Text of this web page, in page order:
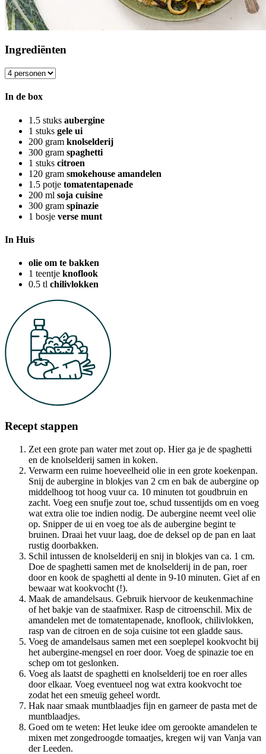
Ingrediënten
In de box
1.5 stuks aubergine
1 stuks gele ui
200 gram knolselderij
300 gram spaghetti
1 stuks citroen
120 gram smokehouse amandelen
1.5 potje tomatentapenade
200 ml soja cuisine
300 gram spinazie
1 bosje verse munt
In Huis
olie om te bakken
1 teentje knoflook
0.5 tl chilivlokken
Recept stappen
Zet een grote pan water met zout op. Hier ga je de spaghetti
en de knolselderij samen in koken.
Verwarm een ruime hoeveelheid olie in een grote koekenpan.
Snij de aubergine in blokjes van 2 cm en bak de aubergine op
middelhoog tot hoog vuur ca. 10 minuten tot goudbruin en
zacht. Voeg een snufje zout toe, schud tussentijds om en voeg
wat extra olie toe indien nodig. De aubergine neemt veel olie
op. Snipper de ui en voeg toe als de aubergine begint te
bruinen. Draai het vuur laag, doe de deksel op de pan en laat
rustig doorbakken.
Schil intussen de knolselderij en snij in blokjes van ca. 1 cm.
Doe de spaghetti samen met de knolselderij in de pan, roer
door en kook de spaghetti al dente in 9-10 minuten. Giet af en
bewaar wat kookvocht (!).
Maak de amandelsaus. Gebruik hiervoor de keukenmachine
of het bakje van de staafmixer. Rasp de citroenschil. Mix de
amandelen met de tomatentapenade, knoflook, chilivlokken,
rasp van de citroen en de soja cuisine tot een gladde saus.
Voeg de amandelsaus samen met een soeplepel kookvocht bij
het aubergine-mengsel en roer door. Voeg de spinazie toe en
schep om tot geslonken.
Voeg als laatst de spaghetti en knolselderij toe en roer alles
door elkaar. Voeg eventueel nog wat extra kookvocht toe
zodat het een smeuïg geheel wordt.
Hak naar smaak muntblaadjes fijn en garneer de pasta met de
muntblaadjes.
Goed om te weten: Het leuke idee om gerookte amandelen te
mixen met zongedroogde tomaatjes, kregen wij van Vanja van
der Leeden.